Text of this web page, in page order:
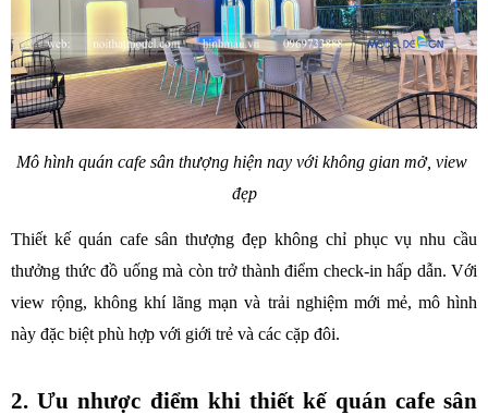
Mô hình quán cafe sân thượng hiện nay với không gian mở, view
đẹp
Thiết kế quán cafe sân thượng đẹp không chỉ phục vụ nhu cầu
thưởng thức đồ uống mà còn trở thành điểm check-in hấp dẫn. Với
view rộng, không khí lãng mạn và trải nghiệm mới mẻ, mô hình
này đặc biệt phù hợp với giới trẻ và các cặp đôi.
2. Ưu nhược điểm khi thiết kế quán cafe sân